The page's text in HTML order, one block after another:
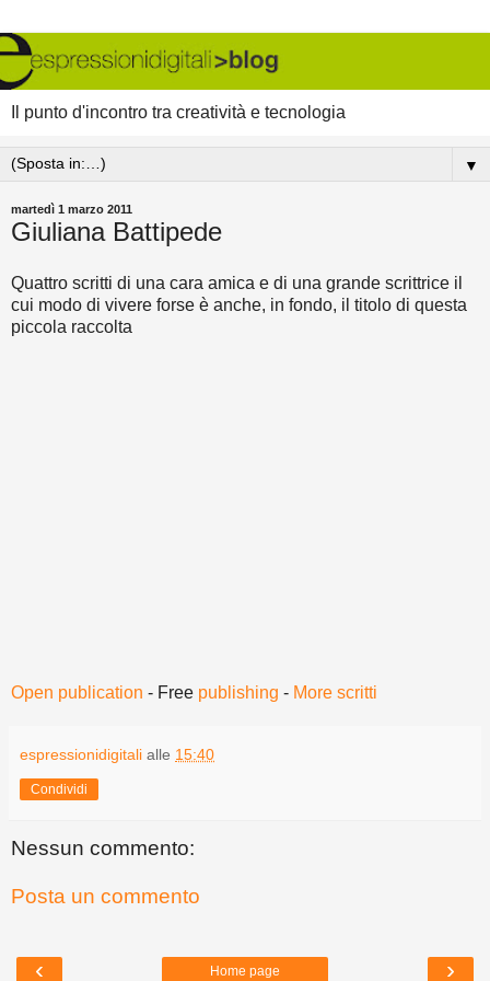
Il punto d'incontro tra creatività e tecnologia
▼
martedì 1 marzo 2011
Giuliana Battipede
Quattro scritti di una cara amica e di una grande scrittrice il
cui modo di vivere forse è anche, in fondo, il titolo di questa
piccola raccolta
Open publication - Free publishing - More scritti
espressionidigitali alle 15:40
Condividi
Nessun commento:
Posta un commento
‹ ›
Home page